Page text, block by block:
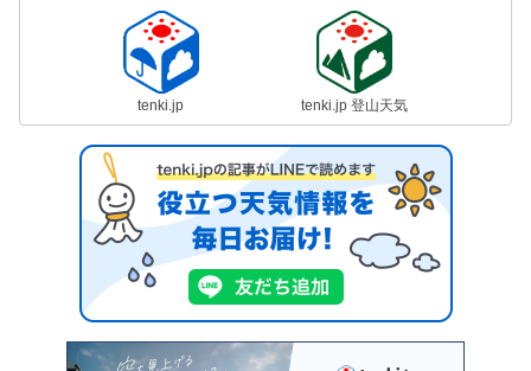
tenki.jp tenki.jp 登山天気